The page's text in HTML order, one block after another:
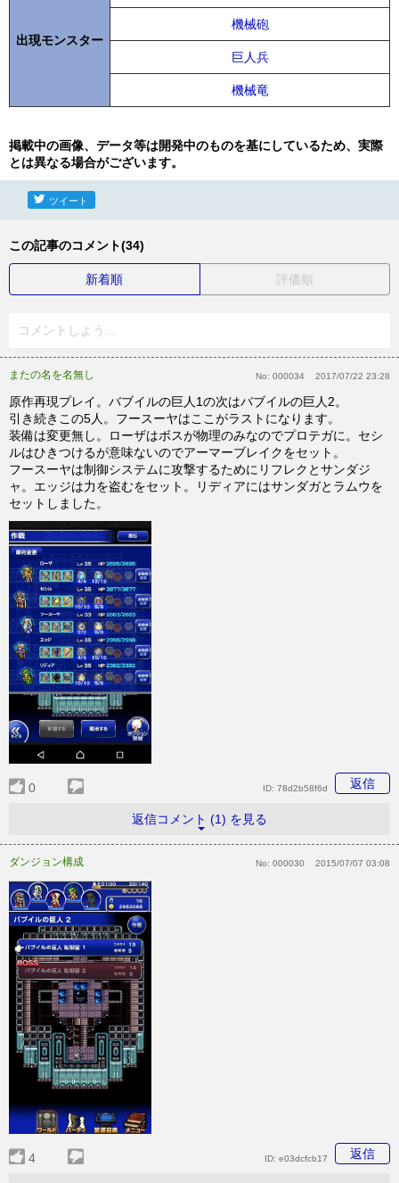
出現モンスター
機械砲
巨人兵
機械竜
掲載中の画像、データ等は開発中のものを基にしているため、実際
とは異なる場合がございます。
ツイート
この記事のコメント(34)
新着順 評価順
コメントしよう...
またの名を名無し No: 000034 2017/07/22 23:28
原作再現プレイ。バブイルの巨人1の次はバブイルの巨人2。
引き続きこの5人。フースーヤはここがラストになります。
装備は変更無し。ローザはボスが物理のみなのでプロテガに。セシ
ルはひきつけるが意味ないのでアーマーブレイクをセット。
フースーヤは制御システムに攻撃するためにリフレクとサンダジ
ャ。エッジは力を盗むをセット。リディアにはサンダガとラムウを
セットしました。
0 返信
ID: 78d2b58f6d
返信コメント (1) を見る
ダンジョン構成 No: 000030 2015/07/07 03:08
4 返信
ID: e03dcfcb17